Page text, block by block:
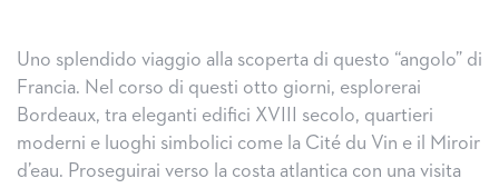
Uno splendido viaggio alla scoperta di questo “angolo” di
Francia. Nel corso di questi otto giorni, esplorerai
Bordeaux, tra eleganti edifici XVIII secolo, quartieri
moderni e luoghi simbolici come la Cité du Vin e il Miroir
d’eau. Proseguirai verso la costa atlantica con una visita